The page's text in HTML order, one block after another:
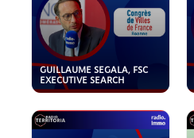
GUILLAUME SEGALA, FSC
EXECUTIVE SEARCH